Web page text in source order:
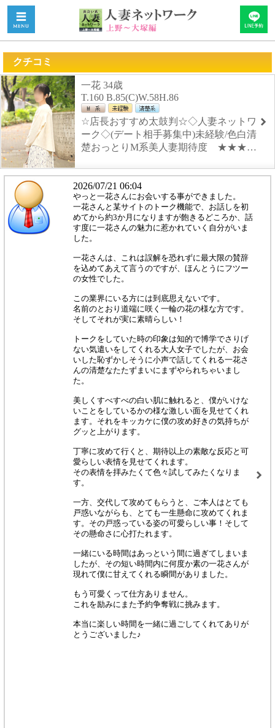
クチコミ
一花 34歳
T.160 B.85(C)W.58H.86
☆店長おすすめ太鼓判☆◇人妻ネットワ
ーク◇(デート相手募集中)未経験/色白清
楚おっとりM系美人妻期待度 ★★★…
2026/07/21 06:04
やっと一花さんにお会いする事ができました。
一花さんと某サイトのトーク機能で、お話しを初
めてから約3か月になりますが飽きるどころか、話
す度に一花さんの魅力に惹かれていく自分がいま
した。
一花さんは、これは誤解を恐れずに最大限の賛辞
を込めてあえて言うのですが、ほんとうにフツー
の女性でした。
この業界にいる方には到底思えないです。
名前のとおり道端に咲く一輪の花の様な方です。
そしてそれが実に素晴らしい！
トークをしていた時の印象は知的で博学でさりげ
ない気遣いをしてくれる大人女子でしたが、お会
いした恥ずかしそうに小声で話してくれる一花さ
んの清楚なたたずまいにまずやられちゃいまし
た。
美しくすべすべの白い肌に触れると、僕がいけな
いことをしているかの様な激しい面を見せてくれ
ます。それをキッカケに僕の攻め好きの気持ちが
グッと上がります。
丁寧に攻めて行くと、期待以上の素敵な反応と可
愛らしい表情を見せてくれます。
その表情を拝みたくて色々試してみたくなりま
す。
一方、交代して攻めてもらうと、ご本人はとても
戸惑いながらも、とても一生懸命に攻めてくれま
す。その戸惑っている姿の可愛らしい事！そして
その懸命さに心打たれます。
一緒にいる時間はあっという間に過ぎてしまいま
したが、その短い時間内に何度か素の一花さんが
現れて僕に甘えてくれる瞬間がありました。
もう可愛くって仕方ありません。
これを励みにまた予約争奪戦に挑みます。
本当に楽しい時間を一緒に過ごしてくれてありが
とうございました♪